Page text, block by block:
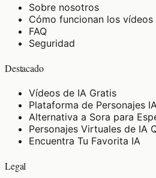
Sobre nosotros
Cómo funcionan los vídeos
FAQ
Seguridad
Destacado
Vídeos de IA Gratis
Plataforma de Personajes
Alternativa a Sora para
Personajes Virtuales de IA
Encuentra Tu Favorita IA
Legal